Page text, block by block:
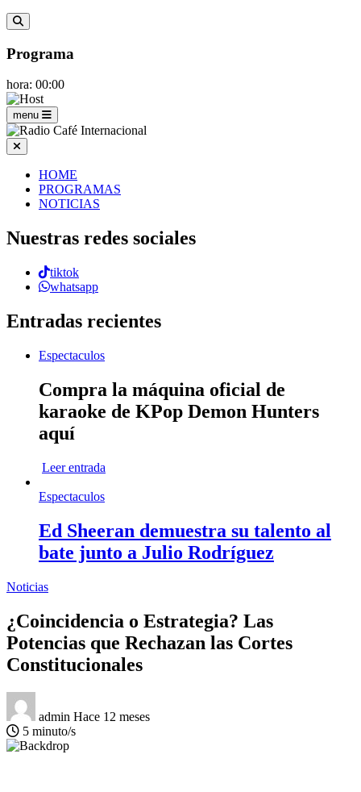
Programa
hora: 00:00
menu
HOME
PROGRAMAS
NOTICIAS
Nuestras redes sociales
tiktok
whatsapp
Entradas recientes
Espectaculos
Compra la máquina oficial de
karaoke de KPop Demon Hunters
aquí
Leer entrada
Espectaculos
Ed Sheeran demuestra su talento al
bate junto a Julio Rodríguez
Noticias
¿Coincidencia o Estrategia? Las
Potencias que Rechazan las Cortes
Constitucionales
admin Hace 12 meses
5 minuto/s